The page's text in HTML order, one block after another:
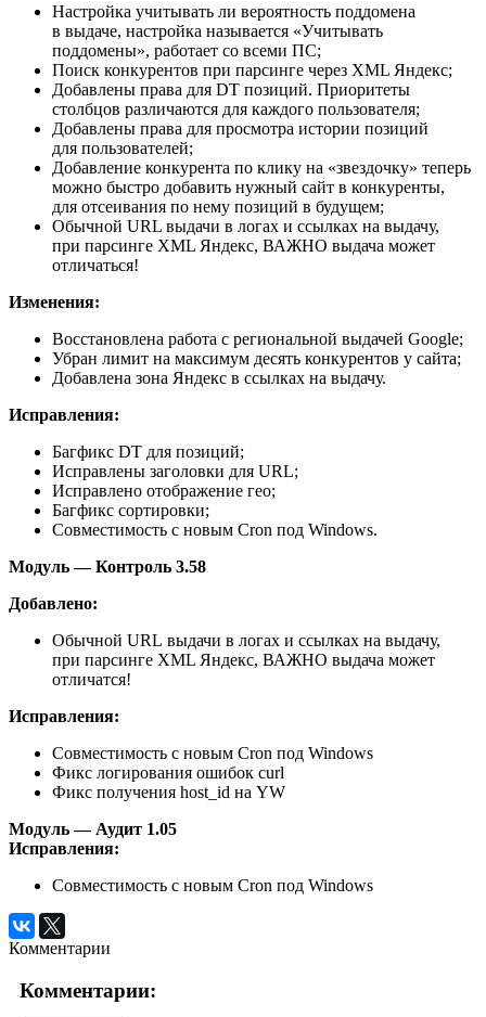
Настройка учитывать ли вероятность поддомена
в выдаче, настройка называется «Учитывать
поддомены», работает со всеми ПС;
Поиск конкурентов при парсинге через XML Яндекс;
Добавлены права для DT позиций. Приоритеты
столбцов различаются для каждого пользователя;
Добавлены права для просмотра истории позиций
для пользователей;
Добавление конкурента по клику на «звездочку» теперь
можно быстро добавить нужный сайт в конкуренты,
для отсеивания по нему позиций в будущем;
Обычной URL выдачи в логах и ссылках на выдачу,
при парсинге XML Яндекс, ВАЖНО выдача может
отличаться!
Изменения:
Восстановлена работа с региональной выдачей Google;
Убран лимит на максимум десять конкурентов у сайта;
Добавлена зона Яндекс в ссылках на выдачу.
Исправления:
Багфикс DT для позиций;
Исправлены заголовки для URL;
Исправлено отображение гео;
Багфикс сортировки;
Совместимость с новым Cron под Windows.
Модуль — Контроль 3.58
Добавлено:
Обычной URL выдачи в логах и ссылках на выдачу,
при парсинге XML Яндекс, ВАЖНО выдача может
отличатся!
Исправления:
Совместимость с новым Cron под Windows
Фикс логирования ошибок curl
Фикс получения host_id на YW
Модуль — Аудит 1.05
Исправления:
Совместимость с новым Cron под Windows
Комментарии
Комментарии: